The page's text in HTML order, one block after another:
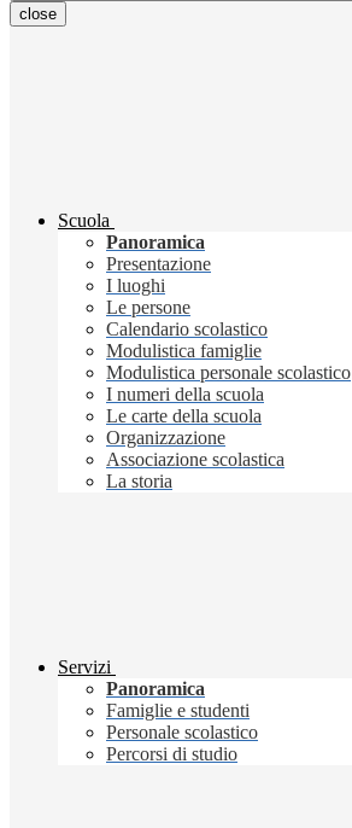
close
Scuola
Panoramica
Presentazione
I luoghi
Le persone
Calendario scolastico
Modulistica famiglie
Modulistica personale scolastico
I numeri della scuola
Le carte della scuola
Organizzazione
Associazione scolastica
La storia
Servizi
Panoramica
Famiglie e studenti
Personale scolastico
Percorsi di studio